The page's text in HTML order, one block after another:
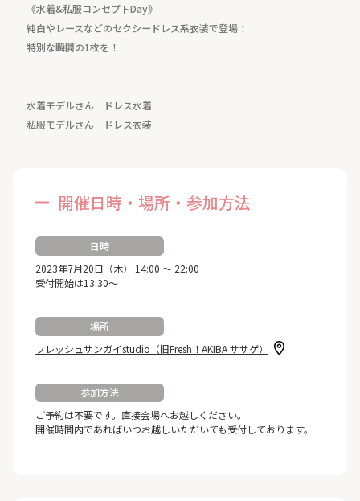
《水着&私服コンセプトDay》
純白やレースなどのセクシードレス系衣装で登場！
特別な瞬間の1枚を！
水着モデルさん ドレス水着
私服モデルさん ドレス衣装
開催日時・場所・参加方法
日時
2023年7月20日（木） 14:00 ～ 22:00
受付開始は13:30～
場所
フレッシュサンガイstudio（旧Fresh！AKIBA ササゲ）
参加方法
ご予約は不要です。直接会場へお越しください。
開催時間内であればいつお越しいただいても受付しております。